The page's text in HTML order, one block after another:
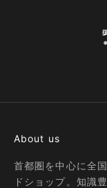
※
About us
首都圏を中心に全
ドショップ。知識